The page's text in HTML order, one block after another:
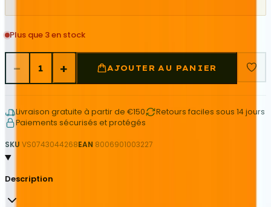
Plus que 3 en stock
− 1 + AJOUTER AU PANIER
Livraison gratuite à partir de €150
Retours faciles sous 14 jours
Paiements sécurisés et protégés
SKU VS0743044268EAN 8006901003227
Description